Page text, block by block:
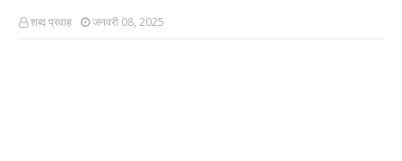
शब्द प्रवाह जनवरी 08, 2025